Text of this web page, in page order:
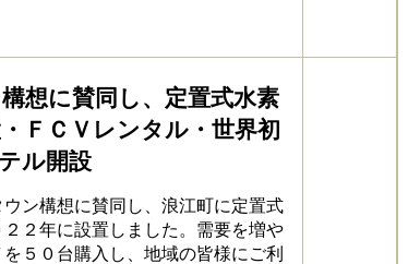
想に賛同し、定置式水素
ＦＣＶレンタル・世界初
ル​開設
ン構想に賛同し、浪江町に定置式
２年に設置しました。需要を増や
５０台購入し、地域の皆様にご利